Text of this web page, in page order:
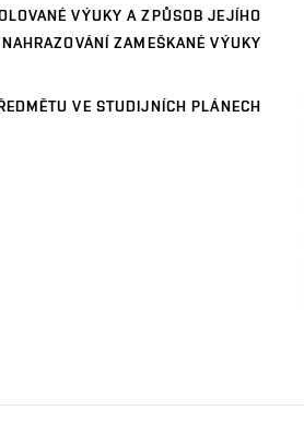
VÝUKY A ZPŮSOB JEJÍHO
ZAMEŠKANÉ VÝUKY
VE STUDIJNÍCH PLÁNECH